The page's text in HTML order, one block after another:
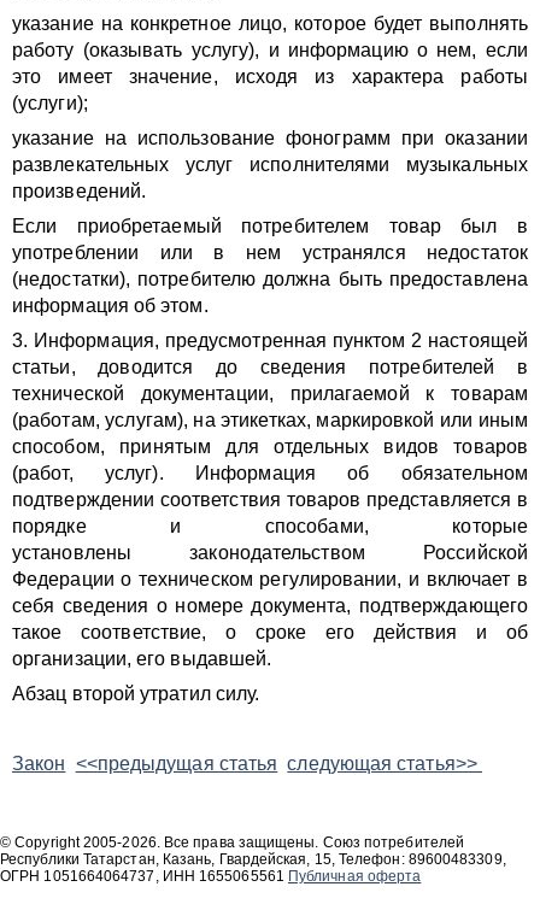
указание на конкретное лицо, которое будет выполнять
работу (оказывать услугу), и информацию о нем, если
это имеет значение, исходя из характера работы
(услуги);
указание на использование фонограмм при оказании
развлекательных услуг исполнителями музыкальных
произведений.
Если приобретаемый потребителем товар был в
употреблении или в нем устранялся недостаток
(недостатки), потребителю должна быть предоставлена
информация об этом.
3. Информация, предусмотренная пунктом 2 настоящей
статьи, доводится до сведения потребителей в
технической документации, прилагаемой к товарам
(работам, услугам), на этикетках, маркировкой или иным
способом, принятым для отдельных видов товаров
(работ, услуг). Информация об обязательном
подтверждении соответствия товаров представляется в
порядке и способами, которые
установлены законодательством Российской
Федерации о техническом регулировании, и включает в
себя сведения о номере документа, подтверждающего
такое соответствие, о сроке его действия и об
организации, его выдавшей.
Абзац второй утратил силу.
Закон <<предыдущая статья следующая статья>>
© Copyright 2005-2026. Все права защищены. Союз потребителей
Республики Татарстан, Казань, Гвардейская, 15, Телефон: 89600483309,
ОГРН 1051664064737, ИНН 1655065561 Публичная оферта